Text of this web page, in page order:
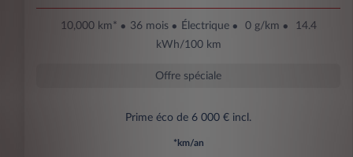
10,000 km* 36 mois Électrique 0 g/km
14.4
kWh/100 km
Offre spéciale
Prime éco de 6 000 € incl.
*km/an